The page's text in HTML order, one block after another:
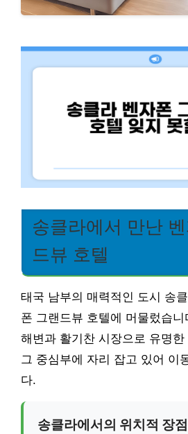
송클라에서 만난
드뷰 호텔
태국 남부의 매력적인 도시 송
폰 그랜드뷰 호텔에 머물렀습
해변과 활기찬 시장으로 유명
그 중심부에 자리 잡고 있어 이
다.
송클라에서의 위치적 장점